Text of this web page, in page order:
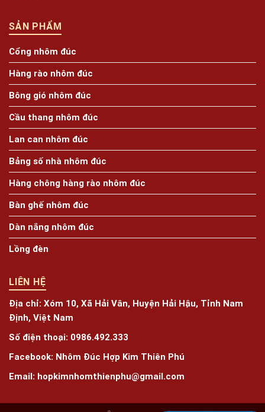
SẢN PHẨM
Cổng nhôm đúc
Hàng rào nhôm đúc
Bông gió nhôm đúc
Cầu thang nhôm đúc
Lan can nhôm đúc
Bảng số nhà nhôm đúc
Hàng chông hàng rào nhôm đúc
Bàn ghế nhôm đúc
Dàn nắng nhôm đúc
Lồng đèn
LIÊN HỆ
Địa chỉ: Xóm 10, Xã Hải Vân, Huyện Hải Hậu, Tỉnh Nam
Định, Việt Nam
Số điện thoại: 0986.492.333
Facebook: Nhôm Đúc Hợp Kim Thiên Phú
Email: hopkimnhomthienphu@gmail.com